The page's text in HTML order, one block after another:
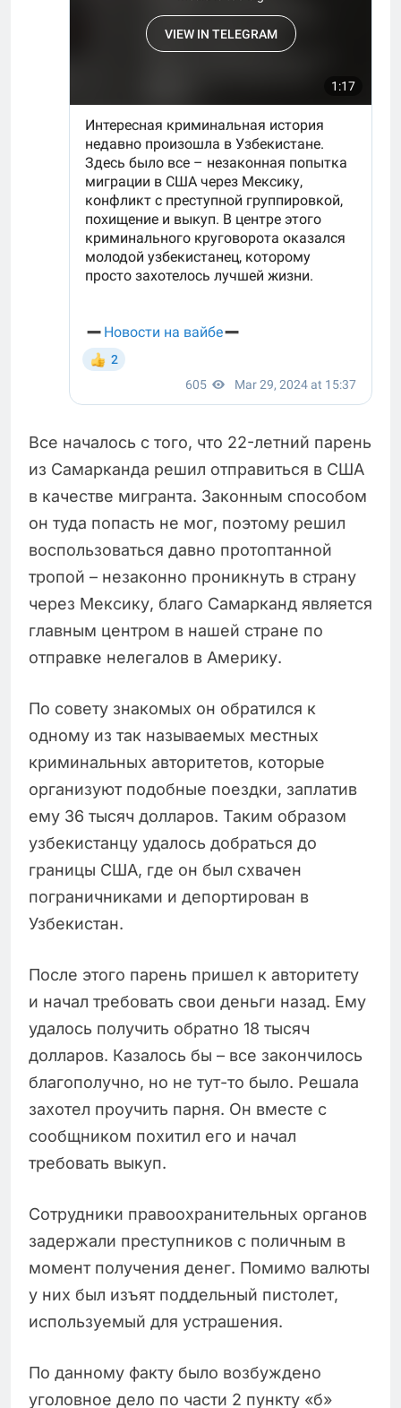
Все началось с того, что 22-летний парень
из Самарканда решил отправиться в США
в качестве мигранта. Законным способом
он туда попасть не мог, поэтому решил
воспользоваться давно протоптанной
тропой – незаконно проникнуть в страну
через Мексику, благо Самарканд является
главным центром в нашей стране по
отправке нелегалов в Америку.
По совету знакомых он обратился к
одному из так называемых местных
криминальных авторитетов, которые
организуют подобные поездки, заплатив
ему 36 тысяч долларов. Таким образом
узбекистанцу удалось добраться до
границы США, где он был схвачен
пограничниками и депортирован в
Узбекистан.
После этого парень пришел к авторитету
и начал требовать свои деньги назад. Ему
удалось получить обратно 18 тысяч
долларов. Казалось бы – все закончилось
благополучно, но не тут-то было. Решала
захотел проучить парня. Он вместе с
сообщником похитил его и начал
требовать выкуп.
Сотрудники правоохранительных органов
задержали преступников с поличным в
момент получения денег. Помимо валюты
у них был изъят поддельный пистолет,
используемый для устрашения.
По данному факту было возбуждено
уголовное дело по части 2 пункту «б»